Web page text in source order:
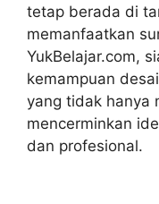
tetap berada di
memanfaatkan
YukBelajar.com,
kemampuan
yang tidak hanya
mencerminkan
dan profesional.